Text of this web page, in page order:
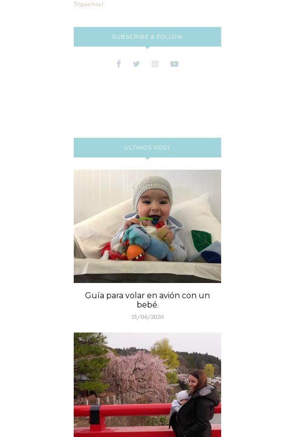
Síguenos!
SUBSCRIBE & FOLLOW
ULTIMOS POST
Guía para volar en avión con un
bebé.
15/04/2020